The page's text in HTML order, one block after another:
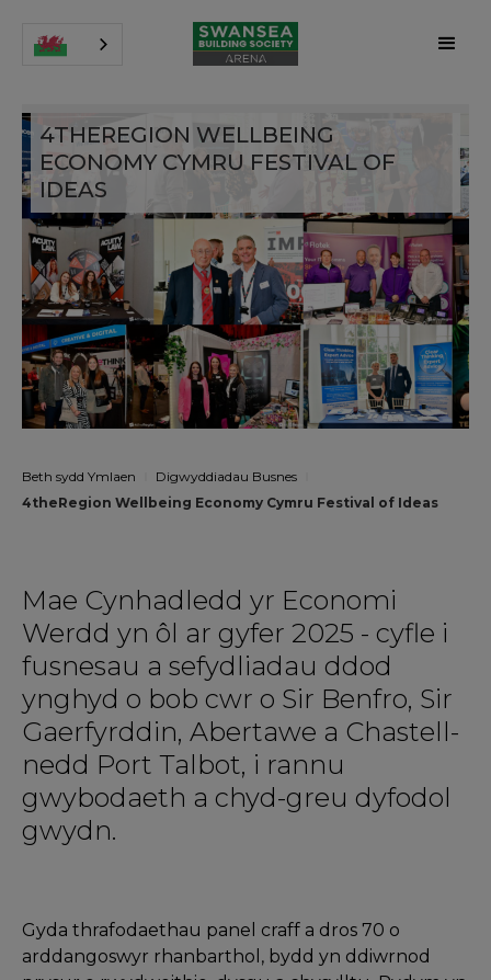
4THEREGION WELLBEING
ECONOMY CYMRU FESTIVAL OF
IDEAS
Beth sydd Ymlaen
Digwyddiadau Busnes
4theRegion Wellbeing Economy Cymru Festival of Ideas
Mae Cynhadledd yr Economi
Werdd yn ôl ar gyfer 2025 - cyfle i
fusnesau a sefydliadau ddod
ynghyd o bob cwr o Sir Benfro, Sir
Gaerfyrddin, Abertawe a Chastell-
nedd Port Talbot, i rannu
gwybodaeth a chyd-greu dyfodol
gwydn.
Gyda thrafodaethau panel craff a dros 70 o
arddangoswyr rhanbarthol, bydd yn ddiwrnod